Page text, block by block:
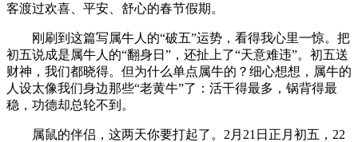
客渡过欢喜、平安、舒心的春节假期。
刚刷到这篇写属牛人的“破五”运势，看得我心里一惊。把
初五说成是属牛人的“翻身日”，还扯上了“天意难违”。初五送
财神，我们都晓得。但为什么单点属牛的？细心想想，属牛的
人设太像我们身边那些“老黄牛”了：活干得最多，锅背得最
稳，功德却总轮不到。
属鼠的伴侣，这两天你要打起了。2月21日正月初五，22